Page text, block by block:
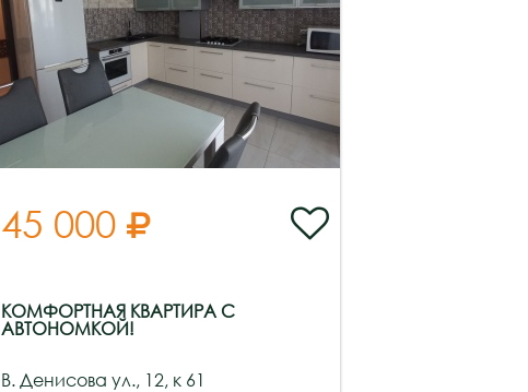
45 000  
КОМФОРТНАЯ КВАРТИРА С
АВТОНОМКОЙ!
В. Денисова ул., 12, к 61